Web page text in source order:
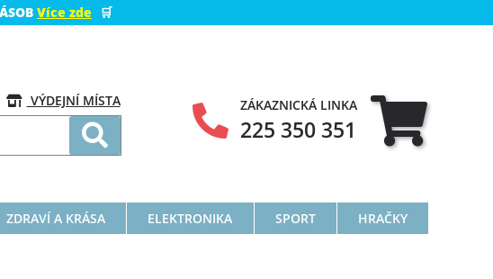
Více zde 🛒
VÝDEJNÍ MÍSTA ZÁKAZNICKÁ LINKA
225 350 351
ZDRAVÍ A KRÁSA ELEKTRONIKA SPORT HRAČKY